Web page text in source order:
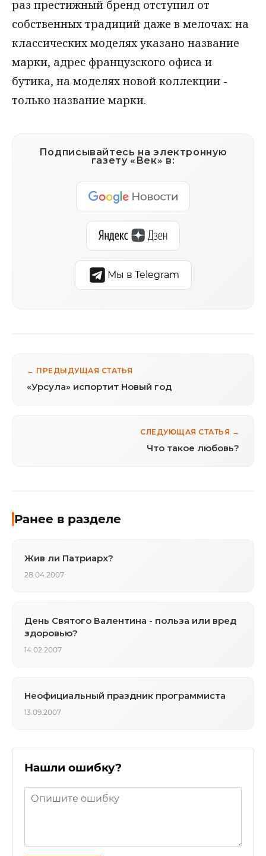
раз престижный бренд отступил от
собственных традиций даже в мелочах: на
классических моделях указано название
марки, адрес французского офиса и
бутика, на моделях новой коллекции -
только название марки.
Подписывайтесь на электронную
газету «Век» в:
Мы в Telegram
← ПРЕДЫДУЩАЯ СТАТЬЯ
«Урсула» испортит Новый год
СЛЕДУЮЩАЯ СТАТЬЯ →
Что такое любовь?
Ранее в разделе
Жив ли Патриарх?
28.04.2007
День Святого Валентина - польза или вред
здоровью?
14.02.2007
Неофициальный праздник программиста
13.09.2007
Нашли ошибку?